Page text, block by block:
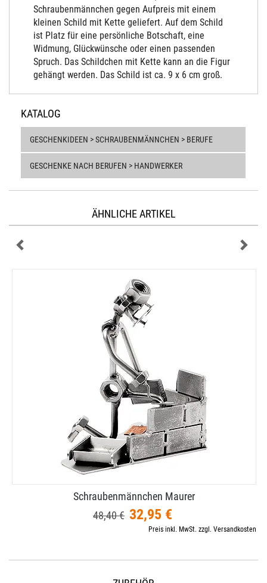
Schraubenmännchen gegen Aufpreis mit einem
kleinen Schild mit Kette geliefert. Auf dem Schild
ist Platz für eine persönliche Botschaft, eine
Widmung, Glückwünsche oder einen passenden
Spruch. Das Schildchen mit Kette kann an die Figur
gehängt werden. Das Schild ist ca. 9 x 6 cm groß.
KATALOG
GESCHENKIDEEN > SCHRAUBENMÄNNCHEN > BERUFE
GESCHENKE NACH BERUFEN > HANDWERKER
ÄHNLICHE ARTIKEL
Schraubenmännchen Maurer
48,40 € 32,95 €
Preis inkl. MwSt. zzgl. Versandkosten